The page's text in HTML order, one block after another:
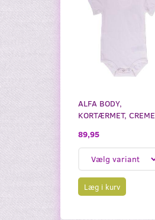
ALFA BODY,
KORTÆRMET, CREME
89,95
Læg i kurv